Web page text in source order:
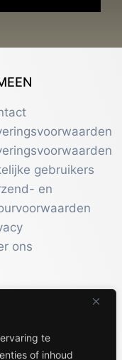
te
of inhoud
gebruikers
en
ons